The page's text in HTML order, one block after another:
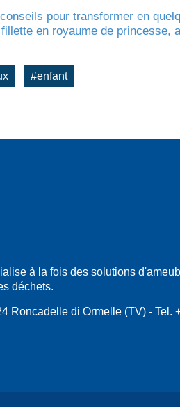
pour transformer en
fillette en royaume de princesse,
#enfant
à la fois des solutions
déchets.
Roncadelle di Ormelle (TV) -